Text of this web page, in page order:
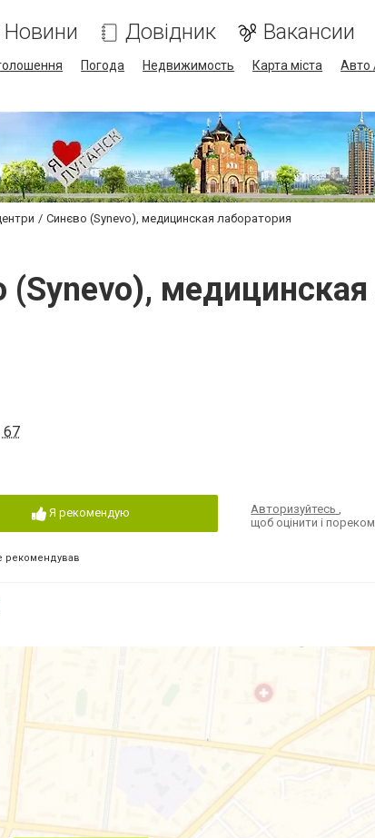
Новини Довідник Вакансии
Погода Недвижимость Карта міста Авто
Синєво (Synevo), медицинская лаборатория
(Synevo), медицинская
67
Я рекомендую
рекомендував
Авторизуйтесь,
щоб оцінити і